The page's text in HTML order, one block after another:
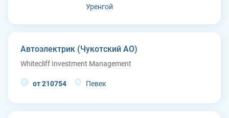
Уренгой
Автоэлектрик (Чукотский АО)
Whitecliff Investment Management
от 210754 Певек